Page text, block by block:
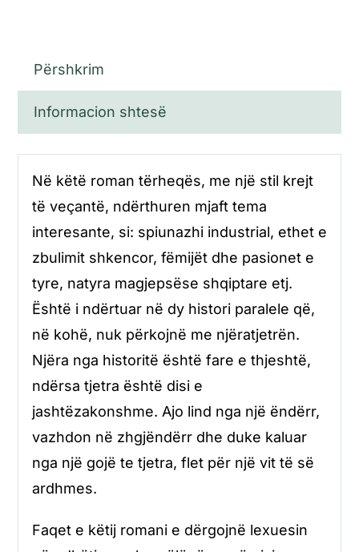
Përshkrim
Informacion shtesë
Në këtë roman tërheqës, me një stil krejt
të veçantë, ndërthuren mjaft tema
interesante, si: spiunazhi industrial, ethet e
zbulimit shkencor, fëmijët dhe pasionet e
tyre, natyra magjepsëse shqiptare etj.
Është i ndërtuar në dy histori paralele që,
në kohë, nuk përkojnë me njëratjetrën.
Njëra nga historitë është fare e thjeshtë,
ndërsa tjetra është disi e
jashtëzakonshme. Ajo lind nga një ëndërr,
vazhdon në zhgjëndërr dhe duke kaluar
nga një gojë te tjetra, flet për një vit të së
ardhmes.
Faqet e këtij romani e dërgojnë lexuesin